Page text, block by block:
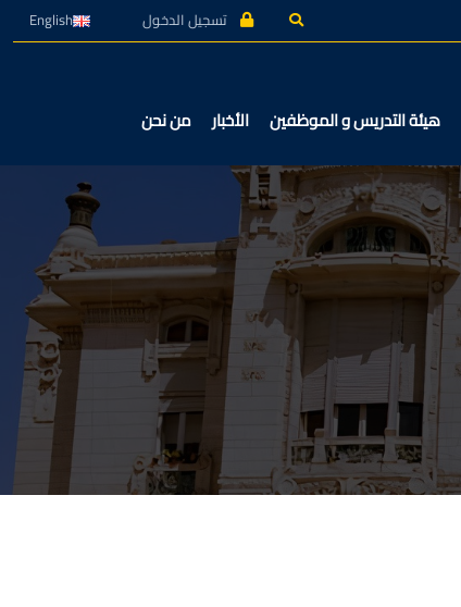
تسجيل الدخول English
هيئة التدريس و الموظفين الأخبار من نحن